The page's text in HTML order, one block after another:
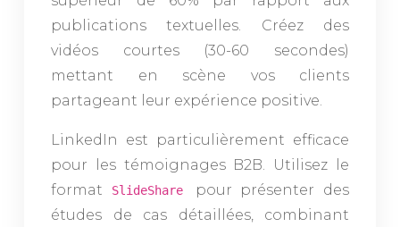
publications textuelles. Créez des
vidéos courtes (30-60 secondes)
mettant en scène vos clients
partageant leur expérience positive.
LinkedIn est particulièrement efficace
pour les témoignages B2B. Utilisez le
format
SlideShare
pour présenter des
études de cas détaillées, combinant